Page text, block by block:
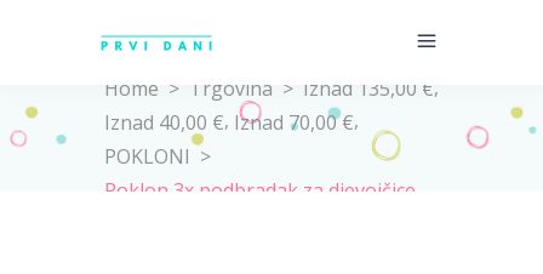
Home > Trgovina > Iznad 135,00 €,
Iznad 40,00 €, Iznad 70,00 €,
POKLONI >
Poklon 3x podbradak za djevojčice